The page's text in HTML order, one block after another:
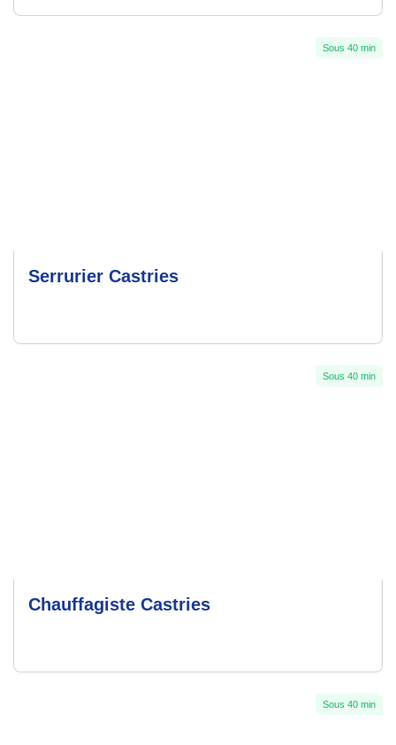
Sous 40 min
Serrurier Castries
Sous 40 min
Chauffagiste Castries
Sous 40 min